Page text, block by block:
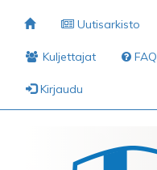
Uutisarkisto
Kuljettajat FAQ
Kirjaudu